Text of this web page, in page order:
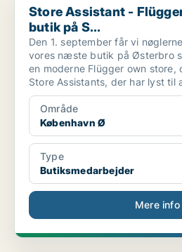
Store Assistant -
butik på S...
Den 1. september får vi
vores næste butik på Østerbro
en moderne Flügger own store,
Store Assistants, der har lyst til
Område
København Ø
Type
Butiksmedarbejder
Mere info